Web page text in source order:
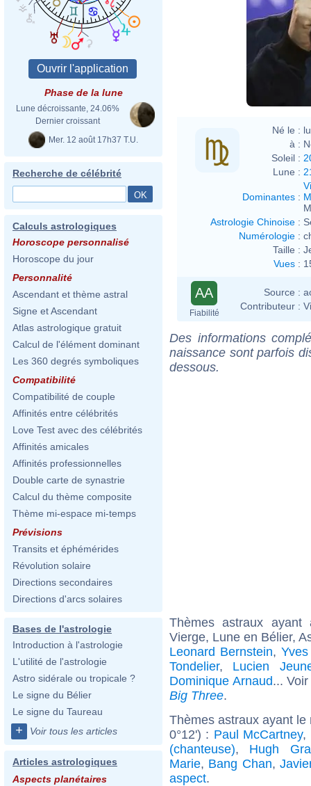
Phase de la lune
Lune décroissante, 24.06%
Dernier croissant
Mer. 12 août 17h37 T.U.
Recherche de célébrité
Calculs astrologiques
Horoscope personnalisé
Horoscope du jour
Personnalité
Ascendant et thème astral
Signe et Ascendant
Atlas astrologique gratuit
Calcul de l'élément dominant
Les 360 degrés symboliques
Compatibilité
Compatibilité de couple
Affinités entre célébrités
Love Test avec des célébrités
Affinités amicales
Affinités professionnelles
Double carte de synastrie
Calcul du thème composite
Thème mi-espace mi-temps
Prévisions
Transits et éphémérides
Révolution solaire
Directions secondaires
Directions d'arcs solaires
Bases de l'astrologie
Introduction à l'astrologie
L'utilité de l'astrologie
Astro sidérale ou tropicale ?
Le signe du Bélier
Le signe du Taureau
+ Voir tous les articles
Articles astrologiques
Aspects planétaires
Né le :
à :
Soleil :
Lune :
Dominantes :
Astrologie Chinoise :
Numérologie :
Taille :
Vues :
AA
Fiabilité
Source :
Contributeur :
Des informations
naissance sont parfois
dessous.
Thèmes astraux
Vierge, Lune en Bélier,
Leonard Bernstein,
Tondelier, Lucien
Dominique Arnaud...
Big Three.
Thèmes astraux ayant
0°12') : Paul McCartney,
(chanteuse), Hugh
Marie, Bang Chan,
aspect.